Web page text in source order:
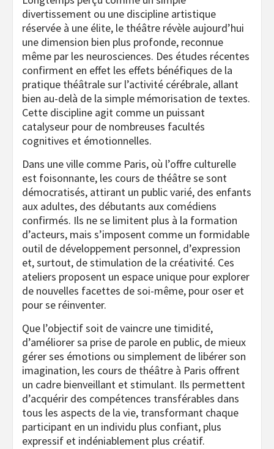
divertissement ou une discipline artistique
réservée à une élite, le théâtre révèle aujourd’hui
une dimension bien plus profonde, reconnue
même par les neurosciences. Des études récentes
confirment en effet les effets bénéfiques de la
pratique théâtrale sur l’activité cérébrale, allant
bien au-delà de la simple mémorisation de textes.
Cette discipline agit comme un puissant
catalyseur pour de nombreuses facultés
cognitives et émotionnelles.
Dans une ville comme Paris, où l’offre culturelle
est foisonnante, les cours de théâtre se sont
démocratisés, attirant un public varié, des enfants
aux adultes, des débutants aux comédiens
confirmés. Ils ne se limitent plus à la formation
d’acteurs, mais s’imposent comme un formidable
outil de développement personnel, d’expression
et, surtout, de stimulation de la créativité. Ces
ateliers proposent un espace unique pour explorer
de nouvelles facettes de soi-même, pour oser et
pour se réinventer.
Que l’objectif soit de vaincre une timidité,
d’améliorer sa prise de parole en public, de mieux
gérer ses émotions ou simplement de libérer son
imagination, les cours de théâtre à Paris offrent
un cadre bienveillant et stimulant. Ils permettent
d’acquérir des compétences transférables dans
tous les aspects de la vie, transformant chaque
participant en un individu plus confiant, plus
expressif et indéniablement plus créatif.